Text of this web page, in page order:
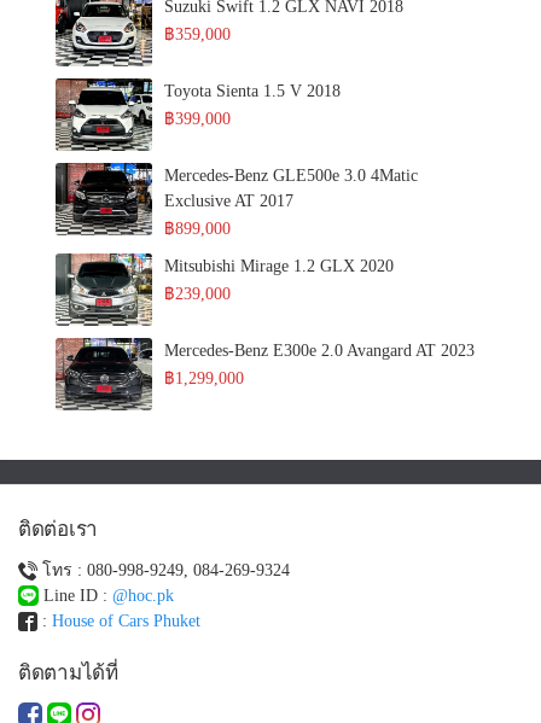
Suzuki Swift 1.2 GLX NAVI 2018
฿359,000
Toyota Sienta 1.5 V 2018
฿399,000
Mercedes-Benz GLE500e 3.0 4Matic
Exclusive AT 2017
฿899,000
Mitsubishi Mirage 1.2 GLX 2020
฿239,000
Mercedes-Benz E300e 2.0 Avangard AT 2023
฿1,299,000
ติดต่อเรา
โทร : 080-998-9249, 084-269-9324
Line ID : @hoc.pk
: House of Cars Phuket
ติดตามได้ที่